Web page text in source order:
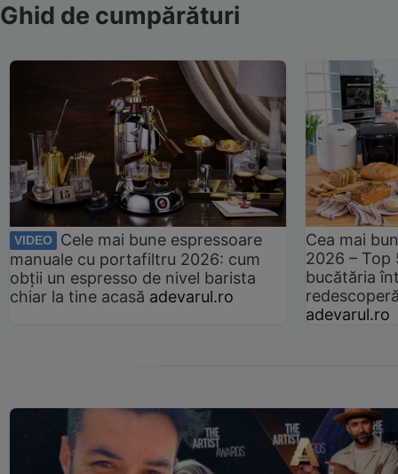
Ghid de cumpărături
VIDEO
Cele mai bune espressoare
manuale cu portafiltru 2026: cum
obții un espresso de nivel barista
chiar la tine acasă adevarul.ro
Cea mai
2026 –
bucătăria
adevarul.ro